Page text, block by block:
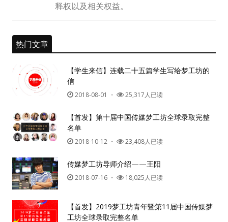
释权以及相关权益。
热门文章
【学生来信】连载二十五篇学生写给梦工坊的
信
2018-08-01 ・ 25,317人已读
【首发】第十届中国传媒梦工坊全球录取完整
名单
2018-10-12 ・ 23,408人已读
传媒梦工坊导师介绍——王阳
2018-07-16 ・ 18,025人已读
【首发】2019梦工坊青年暨第11届中国传媒梦
工坊全球录取完整名单